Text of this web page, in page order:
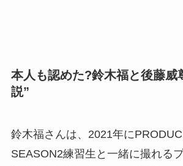
本人も認めた?鈴木福と後藤威
説”
鈴木福さんは、2021年に
SEASON2練習生と一緒に撮れる